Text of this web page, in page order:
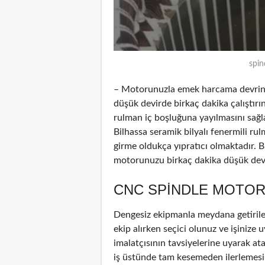
– Motorunuzla emek harcama
düşük devirde birkaç dakika
rulman iç boşluğuna yayılmasını
Bilhassa seramik bilyalı fenermili
girme oldukça yıpratıcı olmaktadır.
motorunuzu birkaç dakika düşük
CNC SPINDLE
Dengesiz ekipmanla meydana
ekip alırken seçici olunuz ve işinize
imalatçısının tavsiyelerine uyarak
iş üstünde tam kesemeden